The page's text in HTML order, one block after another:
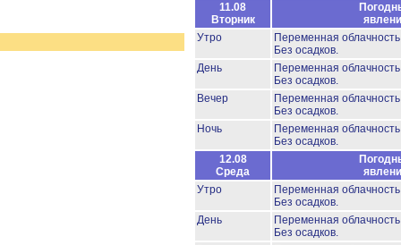
11.08
Вторник
Утро
Переменная
Без осадков.
День
Переменная
Без осадков.
Вечер
Переменная
Без осадков.
Ночь
Переменная
Без осадков.
12.08
Среда
Утро
Переменная
Без осадков.
День
Переменная
Без осадков.